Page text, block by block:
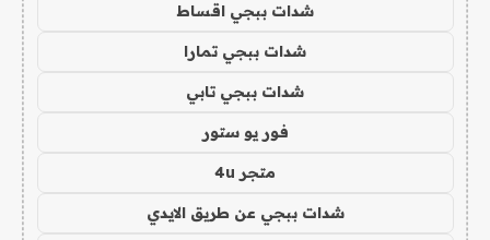
شدات ببجي اقساط
شدات ببجي تمارا
شدات ببجي تابي
فور يو ستور
متجر 4u
شدات ببجي عن طريق الايدي